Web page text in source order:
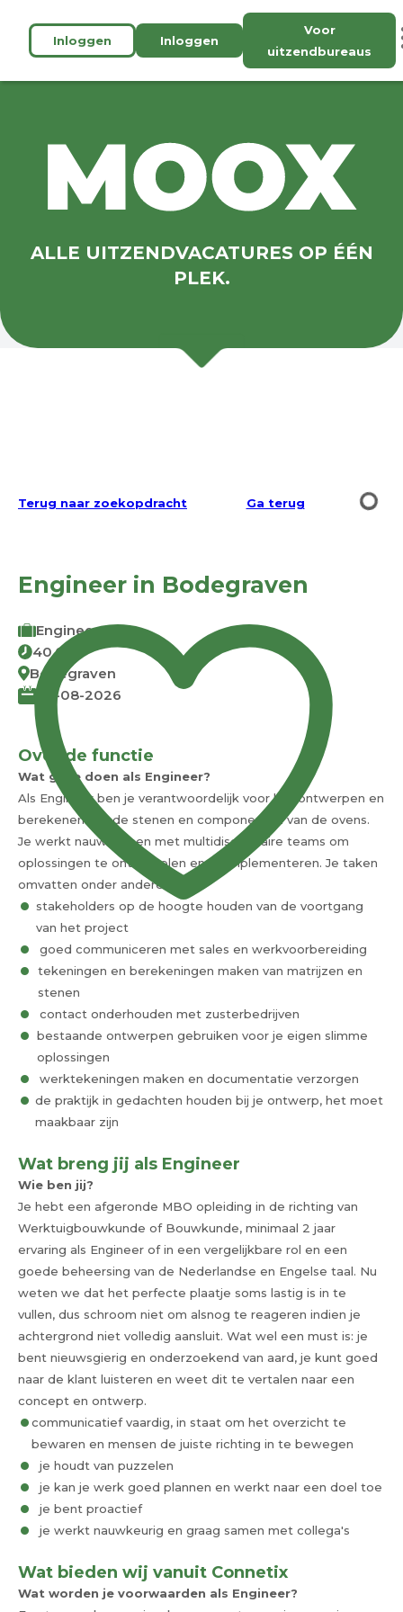
Inloggen Inloggen
Voor
uitzendbureaus
ALLE UITZENDVACATURES OP ÉÉN
PLEK.
Terug naar zoekopdracht Ga terug
Engineer in Bodegraven
Engineer
40.0
Bodegraven
07-08-2026
Over de functie
Wat ga je doen als Engineer?
Als Engineer ben je verantwoordelijk voor het ontwerpen en
berekenen van de stenen en componenten van de ovens.
Je werkt nauw samen met multidisciplinaire teams om
oplossingen te ontwikkelen en te implementeren. Je taken
omvatten onder andere:
stakeholders op de hoogte houden van de voortgang
van het project
goed communiceren met sales en werkvoorbereiding
tekeningen en berekeningen maken van matrijzen en
stenen
contact onderhouden met zusterbedrijven
bestaande ontwerpen gebruiken voor je eigen slimme
oplossingen
werktekeningen maken en documentatie verzorgen
de praktijk in gedachten houden bij je ontwerp, het moet
maakbaar zijn
Wat breng jij als Engineer
Wie ben jij?
Je hebt een afgeronde MBO opleiding in de richting van
Werktuigbouwkunde of Bouwkunde, minimaal 2 jaar
ervaring als Engineer of in een vergelijkbare rol en een
goede beheersing van de Nederlandse en Engelse taal. Nu
weten we dat het perfecte plaatje soms lastig is in te
vullen, dus schroom niet om alsnog te reageren indien je
achtergrond niet volledig aansluit. Wat wel een must is: je
bent nieuwsgierig en onderzoekend van aard, je kunt goed
naar de klant luisteren en weet dit te vertalen naar een
concept en ontwerp.
communicatief vaardig, in staat om het overzicht te
bewaren en mensen de juiste richting in te bewegen
je houdt van puzzelen
je kan je werk goed plannen en werkt naar een doel toe
je bent proactief
je werkt nauwkeurig en graag samen met collega's
Wat bieden wij vanuit Connetix
Wat worden je voorwaarden als Engineer?